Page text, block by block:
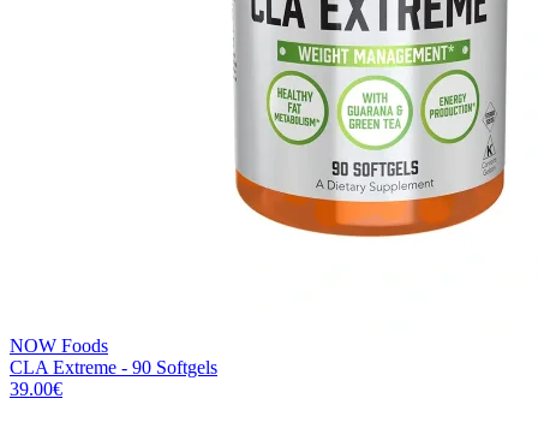
NOW Foods
CLA Extreme - 90 Softgels
39.00€